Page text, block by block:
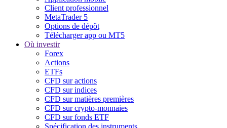
Client professionnel
MetaTrader 5
Options de dépôt
Télécharger app ou MT5
Où investir
Forex
Actions
ETFs
CFD sur actions
CFD sur indices
CFD sur matières premières
CFD sur crypto-monnaies
CFD sur fonds ETF
Spécification des instruments